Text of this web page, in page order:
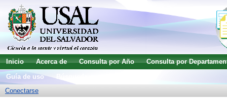
Inicio Acerca de Consulta por Año
Consulta por
Guía de uso
Conectarse